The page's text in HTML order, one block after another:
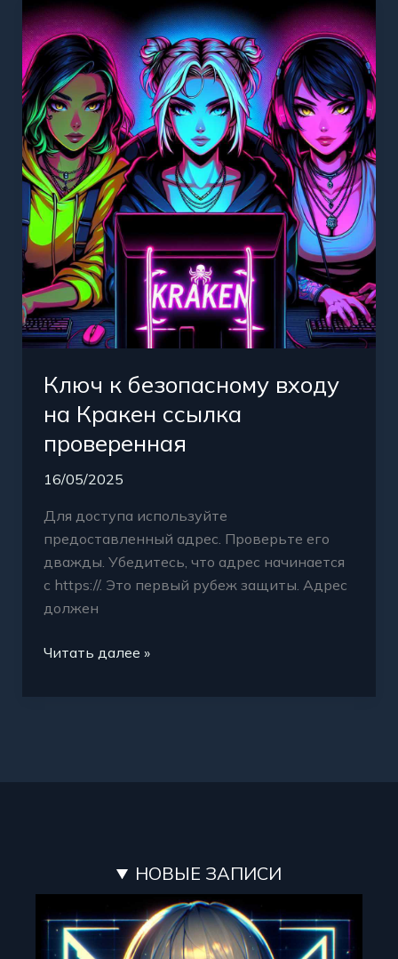
Ключ к безопасному входу
на Кракен ссылка
проверенная
16/05/2025
Для доступа используйте
предоставленный адрес. Проверьте его
дважды. Убедитесь, что адрес начинается
с https://. Это первый рубеж защиты. Адрес
должен
Ключ
к
безопасному
входу
на
Кракен
ссылка
проверенная
Читать далее »
НОВЫЕ ЗАПИСИ